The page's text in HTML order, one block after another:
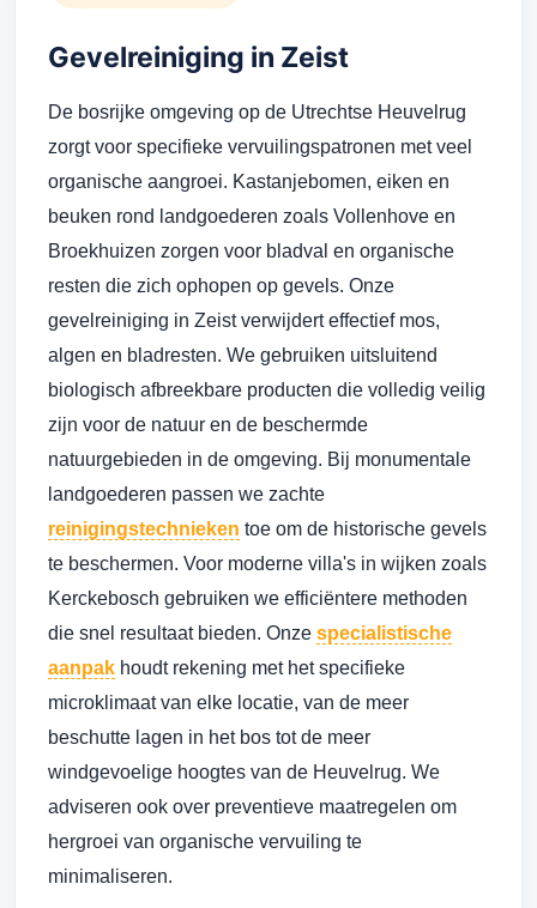
Gevelreiniging in Zeist
De bosrijke omgeving op de Utrechtse Heuvelrug
zorgt voor specifieke vervuilingspatronen met veel
organische aangroei. Kastanjebomen, eiken en
beuken rond landgoederen zoals Vollenhove en
Broekhuizen zorgen voor bladval en organische
resten die zich ophopen op gevels. Onze
gevelreiniging in Zeist verwijdert effectief mos,
algen en bladresten. We gebruiken uitsluitend
biologisch afbreekbare producten die volledig veilig
zijn voor de natuur en de beschermde
natuurgebieden in de omgeving. Bij monumentale
landgoederen passen we zachte
reinigingstechnieken toe om de historische gevels
te beschermen. Voor moderne villa's in wijken zoals
Kerckebosch gebruiken we efficiëntere methoden
die snel resultaat bieden. Onzespecialistische
aanpak houdt rekening met het specifieke
microklimaat van elke locatie, van de meer
beschutte lagen in het bos tot de meer
windgevoelige hoogtes van de Heuvelrug. We
adviseren ook over preventieve maatregelen om
hergroei van organische vervuiling te
minimaliseren.